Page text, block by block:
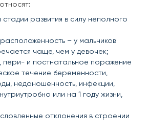
стадии развития в силу неполного
– у мальчиков
чаще, чем у девочек;
пери- и постнатальное поражение
течение беременности,
недоношенность, инфекции,
или на 1 году жизни,
отклонения в строении